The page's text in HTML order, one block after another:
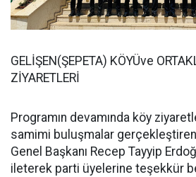
GELİŞEN(ŞEPETA) KÖYÜve
ZİYARETLERİ
Programın devamında köy
samimi buluşmalar
Genel Başkanı Recep Tayyip
ileterek parti üyelerine teşekkür